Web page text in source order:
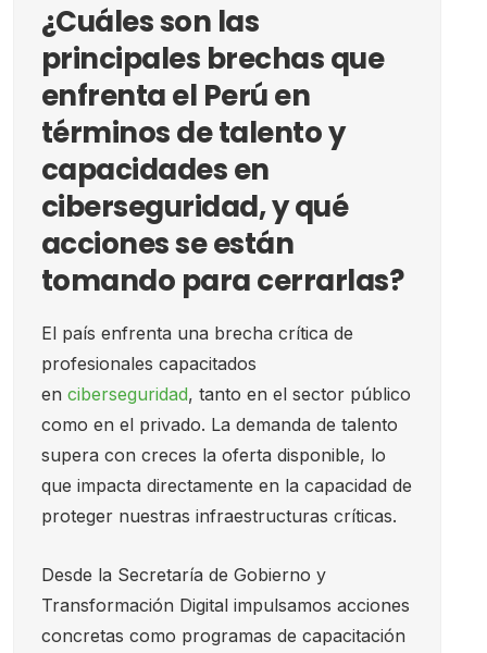
¿Cuáles son las
principales brechas que
enfrenta el Perú en
términos de talento y
capacidades en
ciberseguridad, y qué
acciones se están
tomando para cerrarlas?
El país enfrenta una brecha crítica de
profesionales capacitados
en ciberseguridad, tanto en el sector público
como en el privado. La demanda de talento
supera con creces la oferta disponible, lo
que impacta directamente en la capacidad de
proteger nuestras infraestructuras críticas.
Desde la Secretaría de Gobierno y
Transformación Digital impulsamos acciones
concretas como programas de capacitación